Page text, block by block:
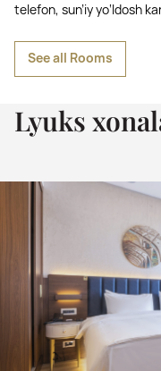
telefon, sun’iy yo‘ldosh
See all Rooms
Lyuks